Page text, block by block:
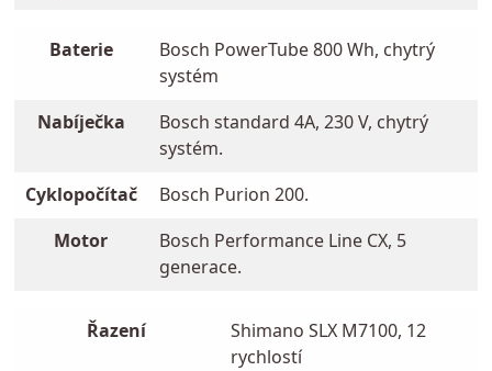
Baterie
Bosch PowerTube 800 Wh, chytrý
systém
Nabíječka
Bosch standard 4A, 230 V, chytrý
systém.
Cyklopočítač
Bosch Purion 200.
Motor
Bosch Performance Line CX, 5
generace.
Řazení
Shimano SLX M7100, 12
rychlostí